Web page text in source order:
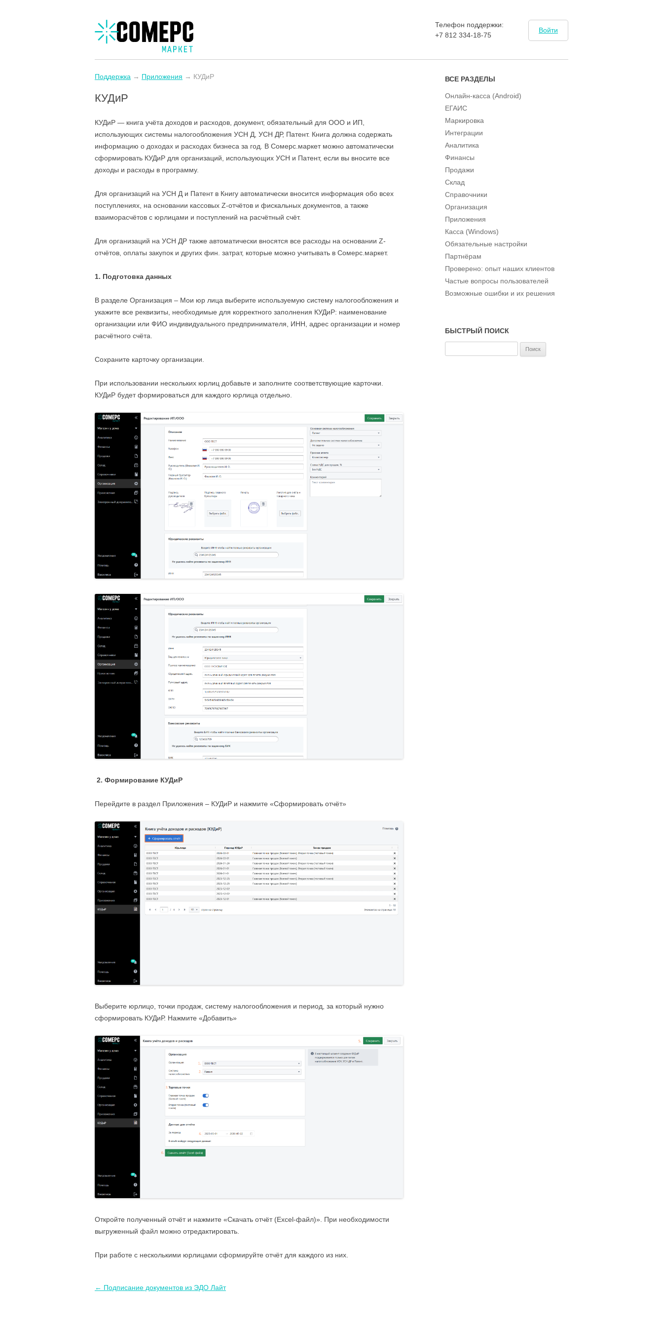
Войти
Телефон поддержки:
+7 812 334-18-75
Поддержка → Приложения → КУДиР
КУДиР
КУДиР — книга учёта доходов и расходов, документ, обязательный для ООО и ИП,
использующих системы налогообложения УСН Д, УСН ДР, Патент. Книга должна содержать
информацию о доходах и расходах бизнеса за год. В Сомерс.маркет можно автоматически
сформировать КУДиР для организаций, использующих УСН и Патент, если вы вносите все
доходы и расходы в программу.
Для организаций на УСН Д и Патент в Книгу автоматически вносится информация обо всех
поступлениях, на основании кассовых Z-отчётов и фискальных документов, а также
взаиморасчётов с юрлицами и поступлений на расчётный счёт.
Для организаций на УСН ДР также автоматически вносятся все расходы на основании Z-
отчётов, оплаты закупок и других фин. затрат, которые можно учитывать в Сомерс.маркет.
1. Подготовка данных
В разделе Организация – Мои юр лица выберите используемую систему налогообложения и
укажите все реквизиты, необходимые для корректного заполнения КУДиР: наименование
организации или ФИО индивидуального предпринимателя, ИНН, адрес организации и номер
расчётного счёта.
Сохраните карточку организации.
При использовании нескольких юрлиц добавьте и заполните соответствующие карточки.
КУДиР будет формироваться для каждого юрлица отдельно.
2. Формирование КУДиР
Перейдите в раздел Приложения – КУДиР и нажмите «Сформировать отчёт»
Выберите юрлицо, точки продаж, систему налогообложения и период, за который нужно
сформировать КУДиР. Нажмите «Добавить»
Откройте полученный отчёт и нажмите «Скачать отчёт (Excel-файл)». При необходимости
выгруженный файл можно отредактировать.
При работе с несколькими юрлицами сформируйте отчёт для каждого из них.
Навигация
← Подписание документов из ЭДО Лайт
ВСЕ РАЗДЕЛЫ
Онлайн-касса (Android)
ЕГАИС
Маркировка
Интеграции
Аналитика
Финансы
Продажи
Склад
Справочники
Организация
Приложения
Касса (Windows)
Обязательные настройки
Партнёрам
Проверено: опыт наших клиентов
Частые вопросы пользователей
Возможные ошибки и их решения
БЫСТРЫЙ ПОИСК